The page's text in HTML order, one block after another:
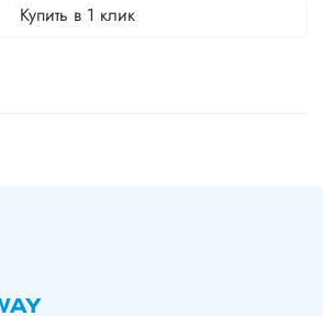
Купить в 1 клик